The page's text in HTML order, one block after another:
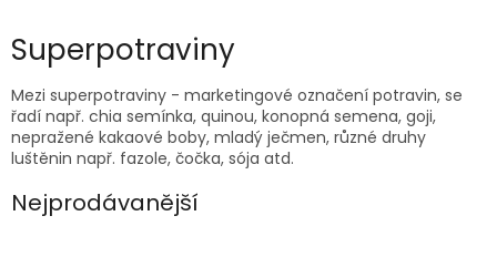
Superpotraviny
Mezi superpotraviny - marketingové označení potravin, se
řadí např. chia semínka, quinou, konopná semena, goji,
nepražené kakaové boby, mladý ječmen, různé druhy
luštěnin např. fazole, čočka, sója atd.
Nejprodávanější